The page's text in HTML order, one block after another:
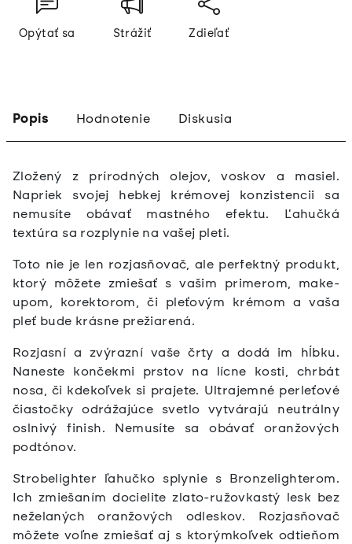
Opýtať sa Strážiť Zdieľať
Popis Hodnotenie Diskusia
Zložený z prírodných olejov, voskov a masiel.
Napriek svojej hebkej krémovej konzistencii sa
nemusíte obávať mastného efektu. Ľahučká
textúra sa rozplynie na vašej pleti.
Toto nie je len rozjasňovač, ale perfektný produkt,
ktorý môžete zmiešať s vašim primerom, make-
upom, korektorom, či pleťovým krémom a vaša
pleť bude krásne prežiarená.
Rozjasní a zvýrazní vaše črty a dodá im hĺbku.
Naneste končekmi prstov na lícne kosti, chrbát
nosa, či kdekoľvek si prajete. Ultrajemné perleťové
čiastočky odrážajúce svetlo vytvárajú neutrálny
oslnivý finish. Nemusíte sa obávať oranžových
podtónov.
Strobelighter ľahučko splynie s Bronzelighterom.
Ich zmiešaním docielite zlato-ružovkastý lesk bez
neželaných oranžových odleskov. Rozjasňovač
môžete voľne zmiešať aj s ktorýmkoľvek odtieňom